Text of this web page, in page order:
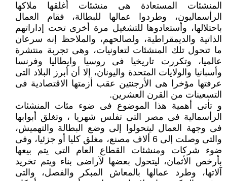
المنشئات المستعادة هى منشئات أغلقها ملاكها
الرأسماليون، وطردوا عمالها للبطالة، فقام العمال
باحتلالها، وأستعادوها للتشغيل مرة أخرى تحت إداراتهم
الذاتية والديمقراطية، ولصالحهم، والملاحظ إنه سرعان
ما تتحول تلك المنشئات لتعاونيات، وهى تجربة منتشرة
عالميا، وتكررت تاريخيا فى روسيا وايطاليا وفرنسا
وأسبانيا والولايات المتحدة واليونان، إلا أن أبرز البلاد التى
عرفتها مؤخرا هى الأرجنتين عقب أزمتها الاقتصادية فى
التسعينات من القرن العشرين.
و تأتى أهمية هذا الموضوع فى ضوء مئات المنشئات
الرأسمالية فى مصر التى تفلس شهريا ، وتغلق أبوابها
فى وجهة العمال ليتحولوا إلى وضع البطالة والتهميش،
والتى وصلت إلى 6 ألاف مصنع، مغلق كليا أو جزئيا، وفى
ضوء شركات ومنشئات القطاع العام التى يتم بيعها
بأرخص الأثمان، ليتحول بعضها لآراضى بناء ويتم تخريد
آلاتها، وطرد عمالها بالمعاش المبكر والفصل، والتى